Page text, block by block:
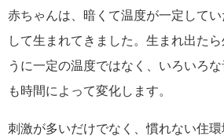
赤ちゃんは、暗くて温度が一定して
して生まれてきました。生まれ出た
うに一定の温度ではなく、いろいろ
も時間によって変化します。
刺激が多いだけでなく、慣れない住